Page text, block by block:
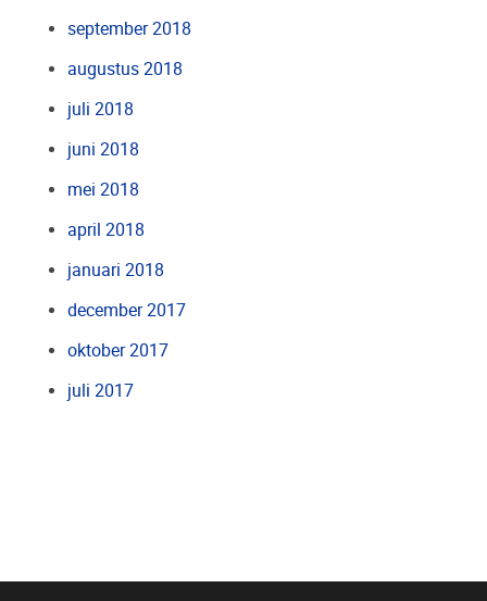
september 2018
augustus 2018
juli 2018
juni 2018
mei 2018
april 2018
januari 2018
december 2017
oktober 2017
juli 2017